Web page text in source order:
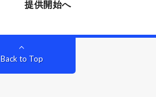
提供開始へ
Back to Top